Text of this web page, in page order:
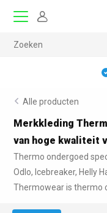
Alle producten
Merkkleding
van hoge kwaliteit
Thermo ondergoed
Odlo, Icebreaker, Helly
Thermowear is thermo